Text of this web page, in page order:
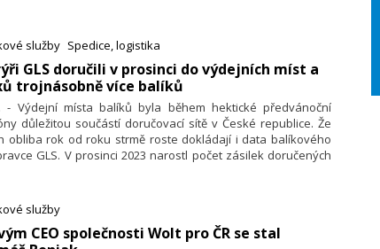
přeprava do samoobslužných boxů a výdejních
do kterých bylo doručeno o 130 % více balíků. DPD otevřela
zákazníky v Česku 250 nových DPD Pickup Boxů na
pohon a téměř 1300 nových výdejních míst, která jsou
největší celoevropské sítě výdejních míst Pickup (více než
míst).
služby Spedice, logistika
GLS doručili v prosinci do výdejních míst a
trojnásobně více balíků
- Výdejní místa balíků byla během hektické předvánoční
důležitou součástí doručovací sítě v České republice. Že
obliba rok od roku strmě roste dokládají i data balíkového
GLS. V prosinci 2023 narostl počet zásilek doručených
nárůst počtu balíků přepravených do výdejních
a boxů během prosince 2023. I přes nižší spotřebu
a pokles segmentu e-commerce přepravila
služby
CEO společnosti Wolt pro ČR se stal